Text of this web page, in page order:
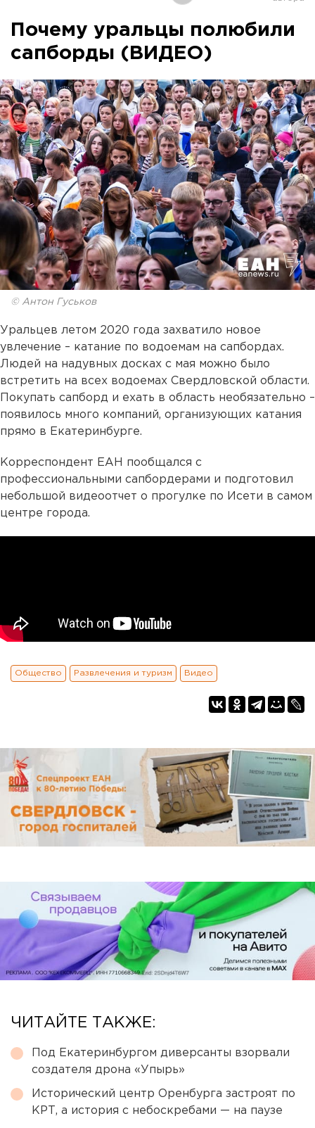
Почему уральцы полюбили
сапборды (ВИДЕО)
© Антон Гуськов
Уральцев летом 2020 года захватило новое
увлечение – катание по водоемам на сапбордах.
Людей на надувных досках с мая можно было
встретить на всех водоемах Свердловской области.
Покупать сапборд и ехать в область необязательно –
появилось много компаний, организующих катания
прямо в Екатеринбурге.
Корреспондент ЕАН пообщался с
профессиональными сапбордерами и подготовил
небольшой видеоотчет о прогулке по Исети в самом
центре города.
Общество Развлечения и туризм Видео
ЧИТАЙТЕ ТАКЖЕ:
Под Екатеринбургом диверсанты взорвали
создателя дрона «Упырь»
Исторический центр Оренбурга застроят по
КРТ, а история с небоскребами — на паузе